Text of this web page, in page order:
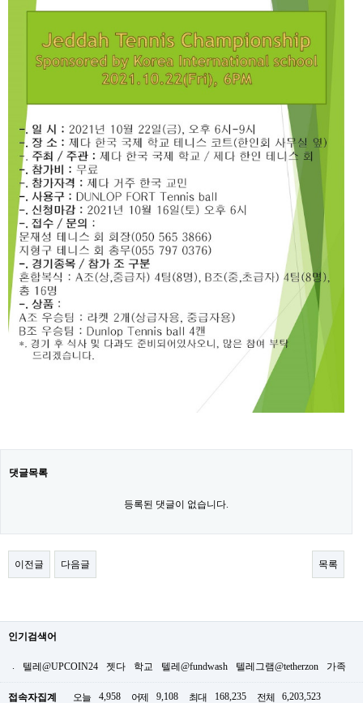
댓글목록
등록된 댓글이 없습니다.
이전글 다음글 목록
인기검색어
. 텔레@UPCOIN24 젯다 학교 텔레@fundwash 텔레그램@tetherzon 가족
접속자집계 오늘 4,958 어제 9,108 최대 168,235 전체 6,203,523